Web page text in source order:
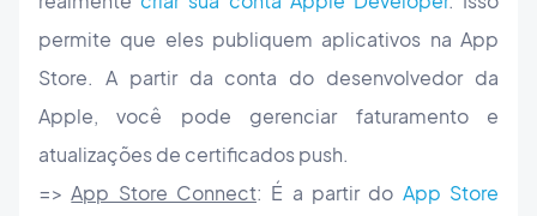
permite que eles publiquem aplicativos na App
Store. A partir da conta do desenvolvedor da
Apple, você pode gerenciar faturamento e
atualizações de certificados push.
=>App Store Connect: É a partir do App Store